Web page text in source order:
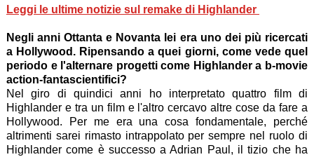
Leggi le ultime notizie sul remake di Highlander
Negli anni Ottanta e Novanta lei era uno dei più ricercati
a Hollywood. Ripensando a quei giorni, come vede quel
periodo e l'alternare progetti come Highlander a b-movie
action-fantascientifici?
Nel giro di quindici anni ho interpretato quattro film di
Highlander e tra un film e l'altro cercavo altre cose da fare a
Hollywood. Per me era una cosa fondamentale, perché
altrimenti sarei rimasto intrappolato per sempre nel ruolo di
Highlander come è successo a Adrian Paul, il tizio che ha